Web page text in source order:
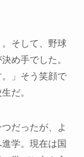
。そして、野球
め手でした。
」そう笑顔で
だ。
だったが、よ
学。現在は国